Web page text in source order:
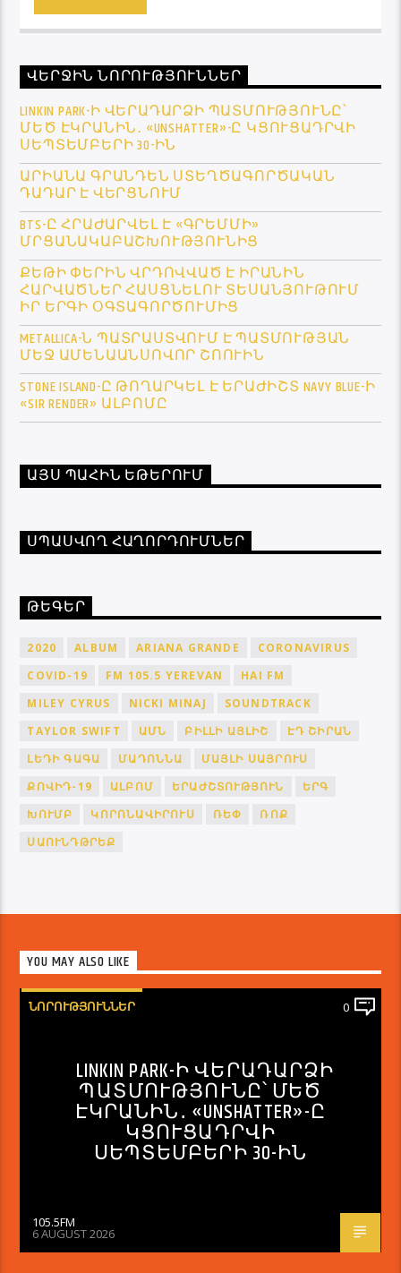
ՎԵՐՋԻՆ ՆՈՐՈՒԹՅՈՒՆՆԵՐ
LINKIN PARK-Ի ՎԵՐԱԴԱՐՁԻ ՊԱՏՄՈՒԹՅՈՒՆԸ՝
ՄԵԾ ԷԿՐԱՆԻՆ․ «UNSHATTER»-Ը ԿՑՈՒՑԱԴՐՎԻ
ՍԵՊՏԵՄԲԵՐԻ 30-ԻՆ
ԱՐԻԱՆԱ ԳՐԱՆԴԵՆ ՍՏԵՂԾԱԳՈՐԾԱԿԱՆ
ԴԱԴԱՐ Է ՎԵՐՑՆՈՒՄ
BTS-Ը ՀՐԱԺԱՐՎԵԼ Է «ԳՐԵՄՄԻ»
ՄՐՑԱՆԱԿԱԲԱՇԽՈՒԹՅՈՒՆԻՑ
ՔԵԹԻ ՓԵՐԻՆ ՎՐԴՈՎՎԱԾ Է ԻՐԱՆԻՆ
ՀԱՐՎԱԾՆԵՐ ՀԱՍՑՆԵԼՈՒ ՏԵՍԱՆՅՈՒԹՈՒՄ
ԻՐ ԵՐԳԻ ՕԳՏԱԳՈՐԾՈՒՄԻՑ
METALLICA-Ն ՊԱՏՐԱՍՏՎՈՒՄ Է ՊԱՏՄՈՒԹՅԱՆ
ՄԵՋ ԱՄԵՆԱԱՆՍՈՎՈՐ ՇՈՈՒԻՆ
STONE ISLAND-Ը ԹՈՂԱՐԿԵԼ Է ԵՐԱԺԻՇՏ NAVY BLUE-Ի
«SIR RENDER» ԱԼԲՈՄԸ
ԱՅՍ ՊԱՀԻՆ ԵԹԵՐՈՒՄ
ՍՊԱՍՎՈՂ ՀԱՂՈՐԴՈՒՄՆԵՐ
ԹԵԳԵՐ
2020 ALBUM ARIANA GRANDE
CORONAVIRUS
COVID-19
FM 105.5 YEREVAN
HAI FM
MILEY CYRUS
NICKI MINAJ
SOUNDTRACK
TAYLOR SWIFT
ԱՄՆ ԲԻԼԼԻ ԱՅԼԻՇ
ԷԴ ՇԻՐԱՆ
ԼԵԴԻ ԳԱԳԱ
ՄԱԴՈՆՆԱ
ՄԱՅԼԻ ՍԱՅՐՈՒՍ
ՔՈՎԻԴ-19
ԱԼԲՈՄ ԵՐԱԺՇՏՈՒԹՅՈՒՆ
ԵՐԳ
ԽՈՒՄԲ
ԿՈՐՈՆԱՎԻՐՈՒՍ ՌԵՓ
ՌՈՔ
ՍԱՈՒՆԴԹՐԵՔ
YOU MAY ALSO LIKE
ՆՈՐՈՒԹՅՈՒՆՆԵՐ 0
LINKIN PARK-Ի ՎԵՐԱԴԱՐՁԻ
ՊԱՏՄՈՒԹՅՈՒՆԸ՝ ՄԵԾ
ԷԿՐԱՆԻՆ․ «UNSHATTER»-Ը
ԿՑՈՒՑԱԴՐՎԻ
ՍԵՊՏԵՄԲԵՐԻ 30-ԻՆ
105.5FM
6 AUGUST 2026